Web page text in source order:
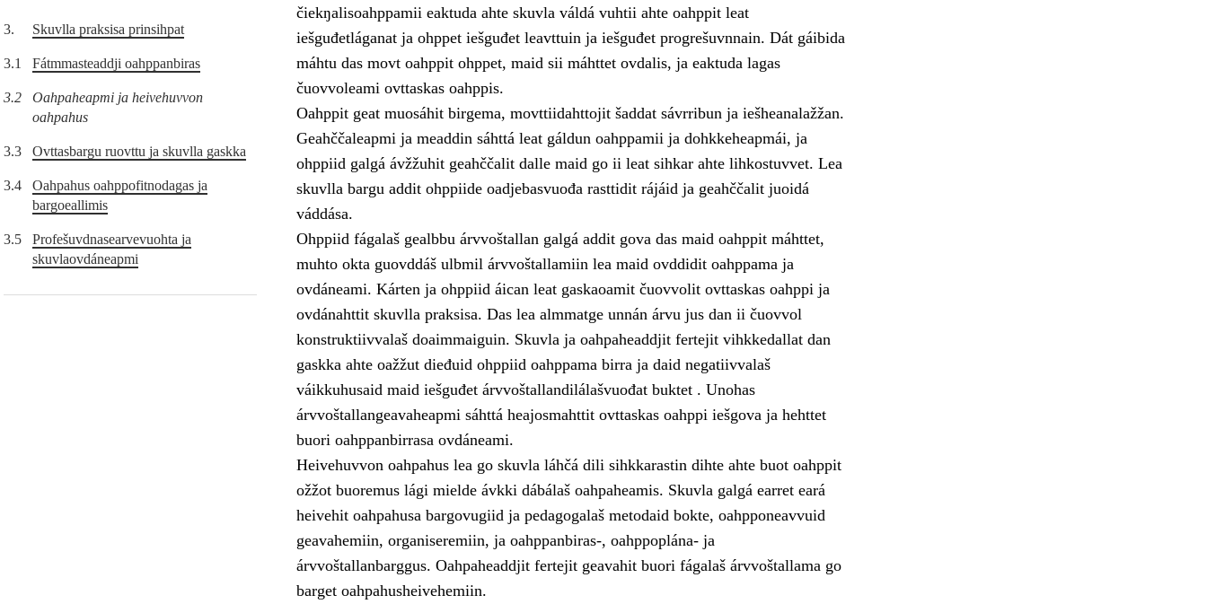
3. Skuvlla praksisa prinsihpat
3.1 Fátmmasteaddji oahppanbiras
3.2
Oahpaheapmi ja heivehuvvon
oahpahus
3.3 Ovttasbargu ruovttu ja skuvlla gaskka
3.4
Oahpahus oahppofitnodagas ja
bargoeallimis
3.5
Profešuvdnasearvevuohta ja
skuvlaovdáneapmi
čiekŋalisoahppamii eaktuda ahte skuvla váldá vuhtii ahte oahppit leat
iešguđetláganat ja ohppet iešguđet leavttuin ja iešguđet progrešuvnnain. Dát gáibida
máhtu das movt oahppit ohppet, maid sii máhttet ovdalis, ja eaktuda lagas
čuovvoleami ovttaskas oahppis.
Oahppit geat muosáhit birgema, movttiidahttojit šaddat sávrribun ja iešheanalažžan.
Geahččaleapmi ja meaddin sáhttá leat gáldun oahppamii ja dohkkeheapmái, ja
ohppiid galgá ávžžuhit geahččalit dalle maid go ii leat sihkar ahte lihkostuvvet. Lea
skuvlla bargu addit ohppiide oadjebasvuođa rasttidit rájáid ja geahččalit juoidá
váddása.
Ohppiid fágalaš gealbbu árvvoštallan galgá addit gova das maid oahppit máhttet,
muhto okta guovddáš ulbmil árvvoštallamiin lea maid ovddidit oahppama ja
ovdáneami. Kárten ja ohppiid áican leat gaskaoamit čuovvolit ovttaskas oahppi ja
ovdánahttit skuvlla praksisa. Das lea almmatge unnán árvu jus dan ii čuovvol
konstruktiivvalaš doaimmaiguin. Skuvla ja oahpaheaddjit fertejit vihkkedallat dan
gaskka ahte oažžut dieđuid ohppiid oahppama birra ja daid negatiivvalaš
váikkuhusaid maid iešguđet árvvoštallandilálašvuođat buktet . Unohas
árvvoštallangeavaheapmi sáhttá heajosmahttit ovttaskas oahppi iešgova ja hehttet
buori oahppanbirrasa ovdáneami.
Heivehuvvon oahpahus lea go skuvla láhčá dili sihkkarastin dihte ahte buot oahppit
ožžot buoremus lági mielde ávkki dábálaš oahpaheamis. Skuvla galgá earret eará
heivehit oahpahusa bargovugiid ja pedagogalaš metodaid bokte, oahpponeavvuid
geavahemiin, organiseremiin, ja oahppanbiras-, oahppoplána- ja
árvvoštallanbarggus. Oahpaheaddjit fertejit geavahit buori fágalaš árvvoštallama go
barget oahpahusheivehemiin.